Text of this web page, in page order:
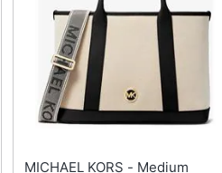
MICHAEL KORS - Medium